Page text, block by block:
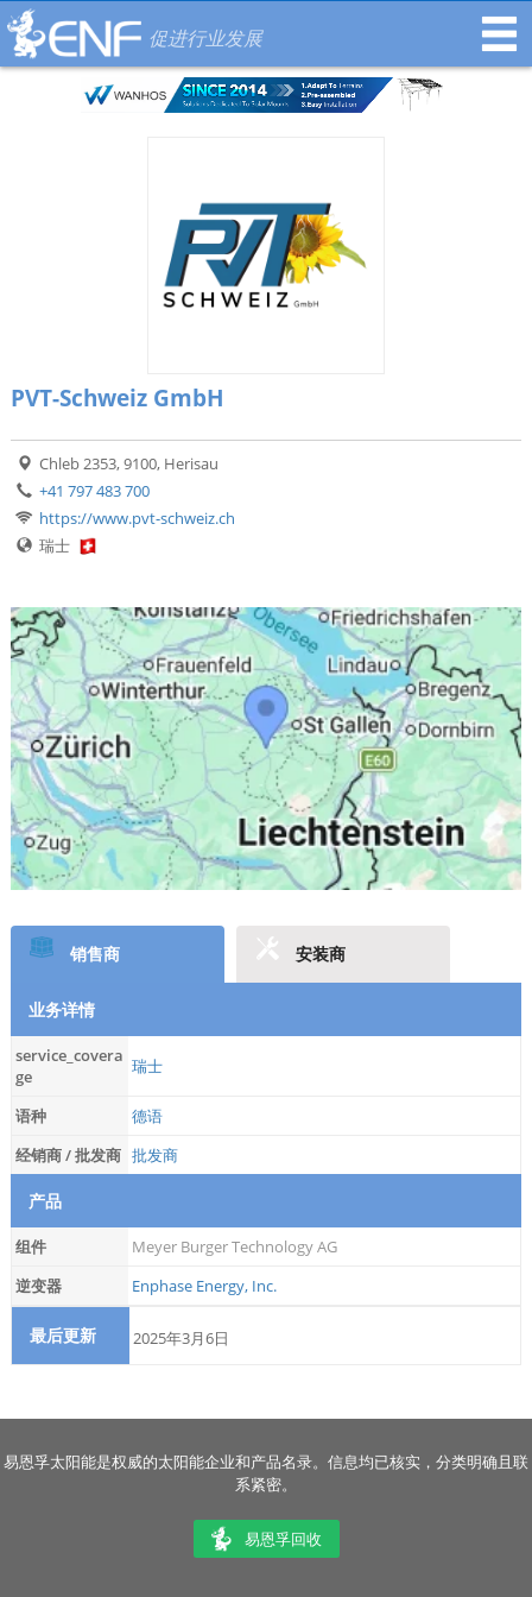
促进行业发展
PVT-Schweiz GmbH
Chleb 2353, 9100, Herisau
+41 797 483 700
https://www.pvt-schweiz.ch
瑞士
销售商 安装商
业务详情
service_covera
ge
瑞士
语种
德语
经销商 / 批发商 批发商
产品
组件
Meyer Burger Technology AG
逆变器
Enphase Energy, Inc.
最后更新 2025年3月6日
易恩孚太阳能是权威的太阳能企业和产品名录。信息均已核实，分类明确且联
系紧密。
易恩孚回收